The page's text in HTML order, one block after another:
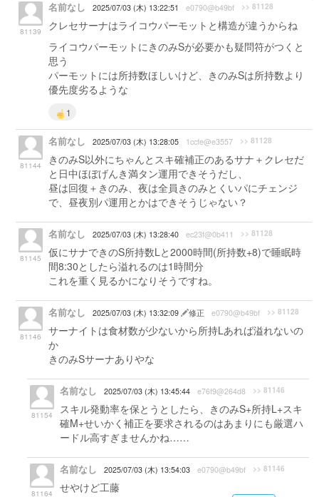
81139
名前なし 2025/07/03 (木) 13:22:51 e0790@b49bf >> 81128
クレセサーナはライコウパーモットと構造が違うからね
ライコウパーモットにきのみSが必要かも疑問符がつくと
思う
パーモットには所持数ほしいけど、きのみSは所持数より
優先度劣るような
1
81144
名前なし 2025/07/03 (木) 13:28:05 1ccfe@e3557 >> 81128
きのみS以外にちゃんとスキ確補正のあるサナ＋クレセだ
と日中ほぼげんき満タン運用できそうだし、
昼は回復＋きのみ、夜は全員きのみとくいパにチェンジ
で、昼夜別パ運用とかはできそうじゃない？
81145
名前なし 2025/07/03 (木) 13:28:40 ec23f@0b411 >> 81128
仮にサナできのS所持数Lと2000時間(所持数+8)で睡眠時
間8:30としたら溢れるのは1時間分
これを重く見るかになりそうですね。
81146
名前なし 2025/07/03 (木) 13:32:09 修正 e0790@b49bf >> 81128
サーナイトは食材数が少ないから所持Lあれば溢れないの
か
きのみSサーナありやな
81154
名前なし 2025/07/03 (木) 13:45:44 e76f9@264d8 >> 81146
スキル発動率を保とうとしたら、きのみS+所持L+スキ
確M+せいかく補正を要求されるのはあまりにも厳選ハ
ードル高すぎませんかね……
81164
名前なし 2025/07/03 (木) 13:54:03 e0790@b49bf >> 81146
せやけど工藤